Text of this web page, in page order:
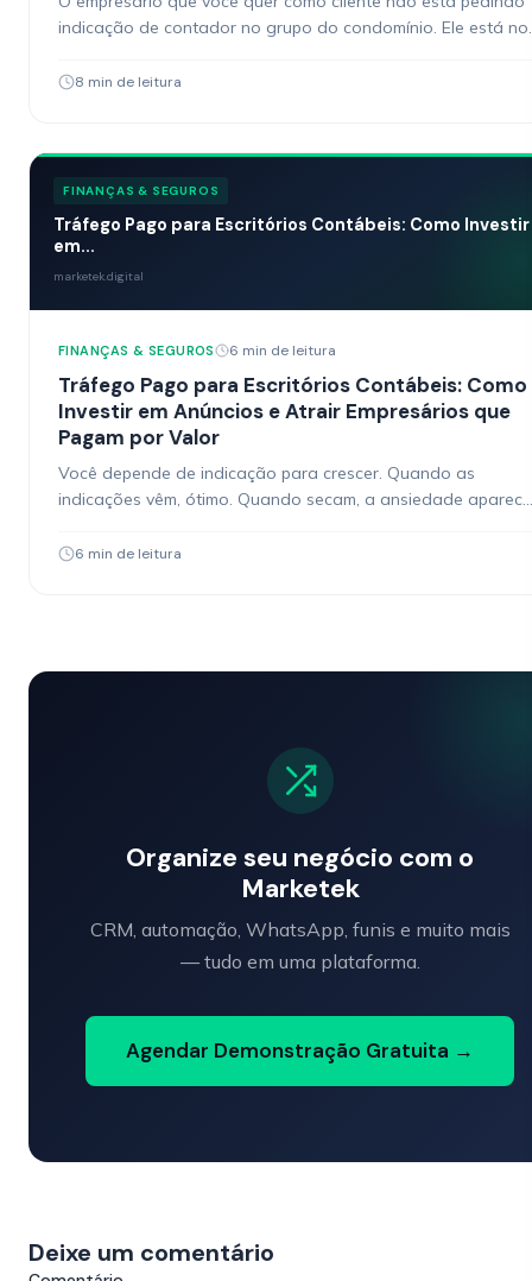
indicação de contador no grupo do condomínio. Ele está no
8 min de leitura
FINANÇAS & SEGUROS
Tráfego Pago para Escritórios Contábeis: Como Investir
em...
marketek.digital
FINANÇAS & SEGUROS 6 min de leitura
Tráfego Pago para Escritórios Contábeis: Como
Investir em Anúncios e Atrair Empresários que
Pagam por Valor
Você depende de indicação para crescer. Quando as
indicações vêm, ótimo. Quando secam, a ansiedade
“contabilidade…
6 min de leitura
Organize seu negócio com o
Marketek
CRM, automação, WhatsApp, funis e muito mais
— tudo em uma plataforma.
Agendar Demonstração Gratuita →
Deixe um comentário